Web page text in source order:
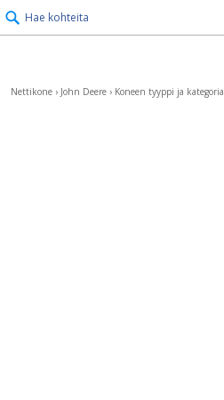
Hae kohteita
Nettikone › John Deere › Koneen tyyppi ja kategoria